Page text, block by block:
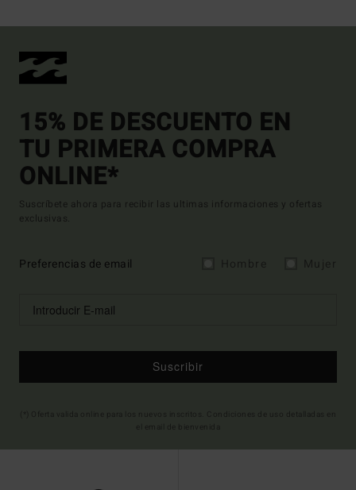
15% DE DESCUENTO EN
TU PRIMERA COMPRA
ONLINE*
Suscríbete ahora para recibir las ultimas informaciones y ofertas
exclusivas.
Preferencias de email
Suscribir